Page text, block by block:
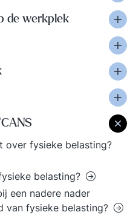
de werkplek
over fysieke belasting?
belasting?
een nadere nader
van fysieke belasting?